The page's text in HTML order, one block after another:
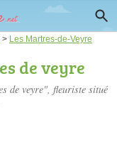
> Les Martres-de-Veyre
de veyre
de veyre", fleuriste situé